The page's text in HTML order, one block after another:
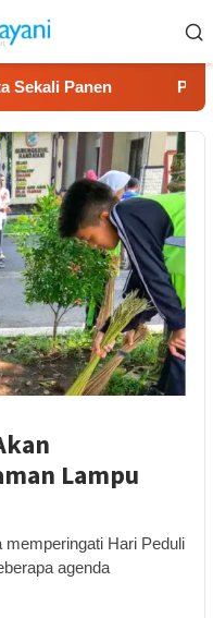
Lampu
Hari Peduli
agenda